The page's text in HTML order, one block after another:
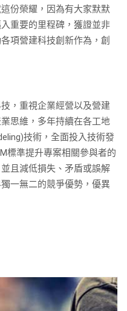
份榮耀，因為有大家默默
重要的里程碑，獲證並非
項營建科技創新作為，創
，重視企業經營以及營建
思維，多年持續在各工地
技術，全面投入技術發
標準提升專案相關參與者的
且減低損失、矛盾或誤解
一無二的競爭優勢，優異